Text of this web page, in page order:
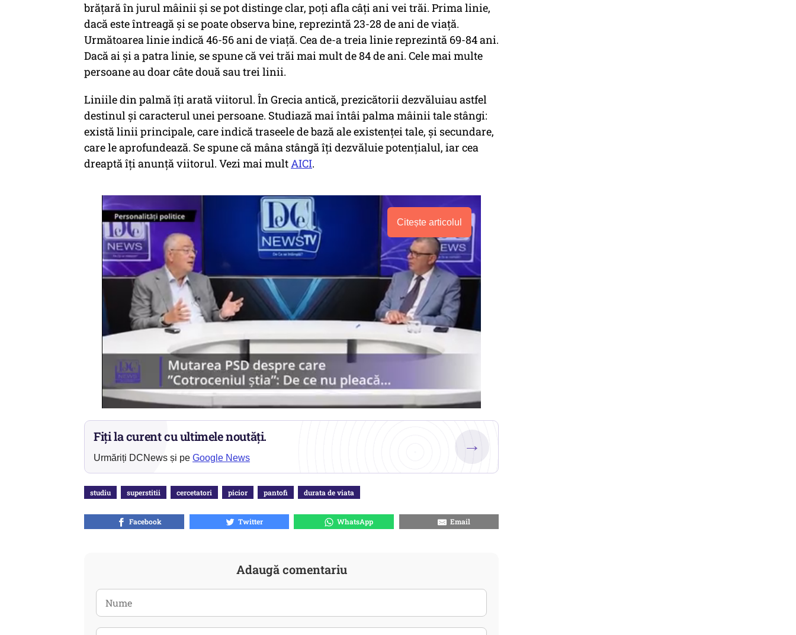
brățară în jurul mâinii și se pot distinge clar, poți afla câți ani vei trăi. Prima linie,
dacă este întreagă şi se poate observa bine, reprezintă 23-28 de ani de viaţă.
Următoarea linie indică 46-56 ani de viaţă. Cea de-a treia linie reprezintă 69-84 ani.
Dacă ai şi a patra linie, se spune că vei trăi mai mult de 84 de ani. Cele mai multe
persoane au doar câte două sau trei linii.
Liniile din palmă îţi arată viitorul. În Grecia antică, prezicătorii dezvăluiau astfel
destinul şi caracterul unei persoane. Studiază mai întâi palma mâinii tale stângi:
există linii principale, care indică traseele de bază ale existenţei tale, şi secundare,
care le aprofundează. Se spune că mâna stângă îţi dezvăluie potenţialul, iar cea
dreaptă îţi anunţă viitorul. Vezi mai multAICI.
Citește articolul
Fiți la curent cu ultimele noutăți.
Urmăriți DCNews și pe Google News
→
studiu superstitii cercetatori picior pantofi durata de viata
Facebook Twitter WhatsApp Email
Adaugă comentariu